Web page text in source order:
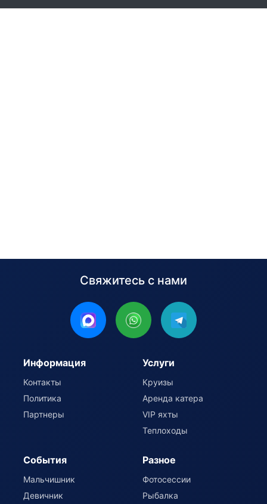
Свяжитесь с нами
Информация
Контакты
Политика
Партнеры
Услуги
Круизы
Аренда катера
VIP яхты
Теплоходы
События
Мальчишник
Девичник
Разное
Фотосессии
Рыбалка